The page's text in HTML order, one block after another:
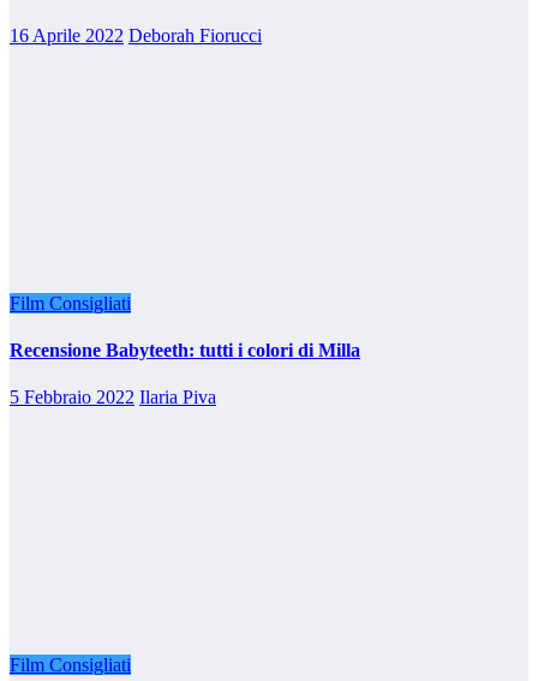
16 Aprile 2022 Deborah Fiorucci
Film Consigliati
Recensione Babyteeth: tutti i colori di Milla
5 Febbraio 2022 Ilaria Piva
Film Consigliati